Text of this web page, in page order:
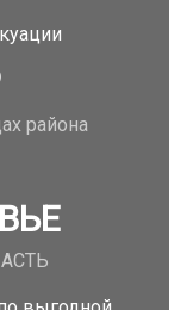
района